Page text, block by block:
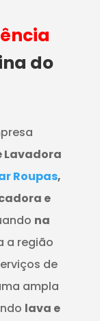
do
Lavadora
Roupas,
e
na
a região
de
ampla
lava e